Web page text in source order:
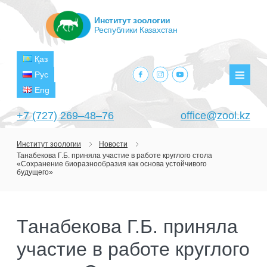
+7 (727) 269‒48‒76 office@zool.kz
Қаз
Рус
Eng
facebook.com
instagram.com
youtube.com
Институт зоологии
Республики Казахстан
ГЛАВНАЯ
РУКОВОДСТВО
СТРУКТУРА
ЛАБОРАТОРИИ
ЛАБОРАТОРИЯ ТЕРИОЛОГИИ
НАУЧНО-ИССЛЕДОВАТЕЛЬСКИЕ
ТЕКУЩИЕ ПРОЕКТЫ
Институт зоологии
Новости
Танабекова Г.Б. приняла участие в работе круглого стола
«Сохранение биоразнообразия как основа устойчивого
будущего»
Танабекова Г.Б. приняла
участие в работе круглого